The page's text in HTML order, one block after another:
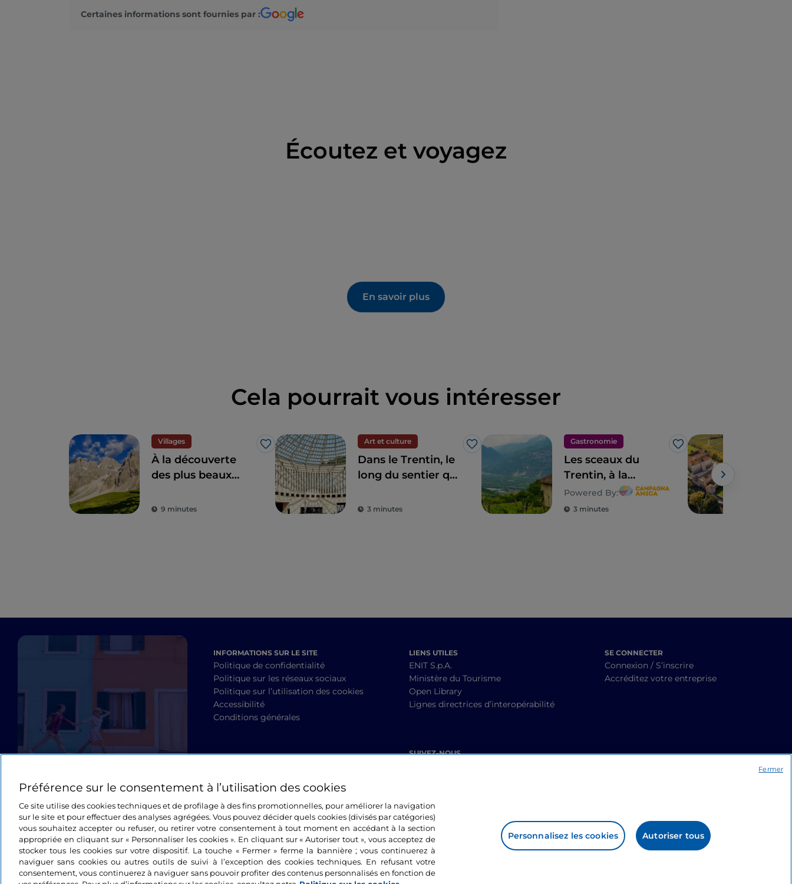
Au cours de votre séjour, vous pourrez vous promener autour du lac en profitant des
nombreuses activités que l'on peut faire sur ses rives, faire des excursions dans la
Certaines informations sont fournies par :
Écoutez et voyagez
En savoir plus
Cela pourrait vous intéresser
Villages
J’aime
À la découverte
des plus beaux
9 minutes
Art et culture
J’aime
Dans le Trentin, le
long du sentier qui
3 minutes
Gastronomie
J’aime
Les sceaux du
Trentin, à la
découverte de la
biodiversité
Powered By:
3 minutes
INFORMATIONS SUR LE SITE
Politique de confidentialité
Politique sur les réseaux sociaux
Politique sur l’utilisation des cookies
Accessibilité
Conditions générales
LIENS UTILES
ENIT S.p.A.
Ministère du Tourisme
Open Library
Lignes directrices d’interopérabilité
SUIVEZ-NOUS
SE CONNECTER
Connexion / S’inscrire
Accréditez votre entreprise
Préférence sur le consentement à l’utilisation des cookies
Ce site utilise des cookies techniques et de profilage à des fins promotionnelles, pour améliorer la navigation
sur le site et pour effectuer des analyses agrégées. Vous pouvez décider quels cookies (divisés par catégories)
vous souhaitez accepter ou refuser, ou retirer votre consentement à tout moment en accédant à la section
appropriée en cliquant sur « Personnaliser les cookies ». En cliquant sur « Autoriser tout », vous acceptez de
stocker tous les cookies sur votre dispositif. La touche « Fermer » ferme la bannière ; vous continuerez à
naviguer sans cookies ou autres outils de suivi à l’exception des cookies techniques. En refusant votre
consentement, vous continuerez à naviguer sans pouvoir profiter des contenus personnalisés en fonction de
Personnalisez les cookies Autoriser tous
Fermer